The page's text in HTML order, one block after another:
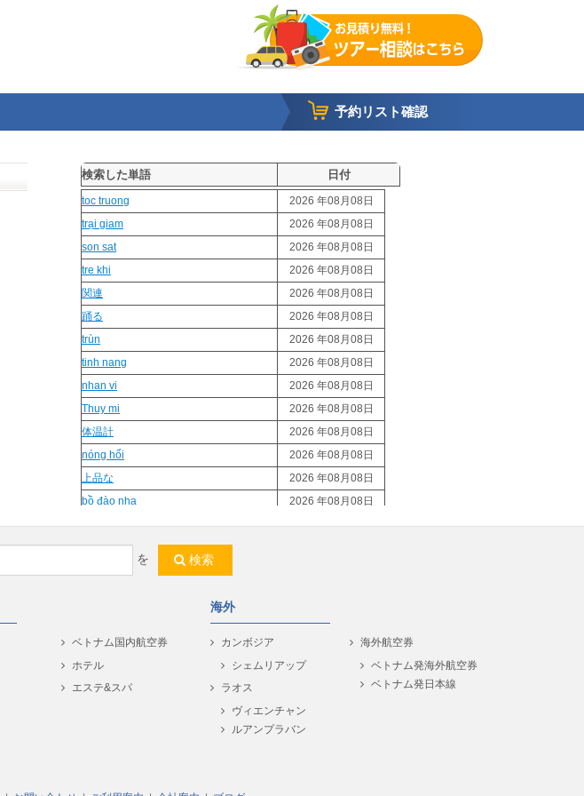
予約リスト確認
検索した単語 日付
toc truong
2026 年08月08日
trại giam
2026 年08月08日
son sat
2026 年08月08日
tre khi
2026 年08月08日
関連
2026 年08月08日
踊る
2026 年08月08日
trùn
2026 年08月08日
tinh nang
2026 年08月08日
nhan vi
2026 年08月08日
Thuy mi
2026 年08月08日
体温計
2026 年08月08日
nóng hổi
2026 年08月08日
上品な
2026 年08月08日
bồ đào nha
2026 年08月08日
Hoi dam
2026 年08月08日
mu chu
luon lo
2026 年08月08日
ven
2026 年08月08日
phu hop
2026 年08月08日
2026 年08月08日
2026 年08月08日
を 検索
ベトナム国内航空券
ホテル
エステ&スパ
海外
カンボジア
シェムリアップ
ラオス
ヴィエンチャン
ルアンプラバン
海外航空券
ベトナム発海外航空券
ベトナム発日本線